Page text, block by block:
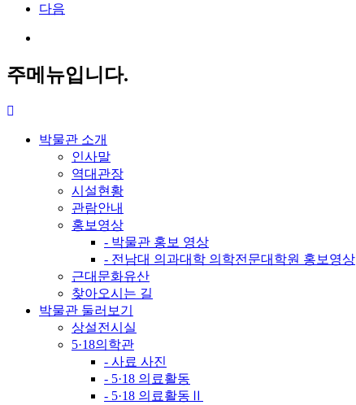
다음
주메뉴입니다.
박물관 소개
인사말
역대관장
시설현황
관람안내
홍보영상
- 박물관 홍보 영상
- 전남대 의과대학 의학전문대학원 홍보영상
근대문화유산
찾아오시는 길
박물관 둘러보기
상설전시실
5·18의학관
- 사료 사진
- 5·18 의료활동
- 5·18 의료활동Ⅱ